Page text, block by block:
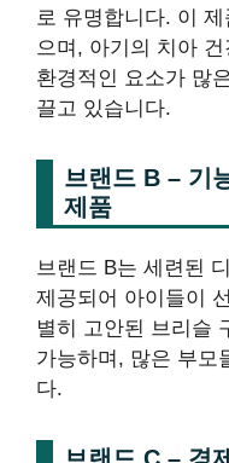
로 유명합니다. 이
으며, 아기의 치아
환경적인 요소가 많
끌고 있습니다.
브랜드 B – 기
제품
브랜드 B는 세련된
제공되어 아이들이
별히 고안된 브리슬
가능하며, 많은 부모
다.
브랜드 C – 경